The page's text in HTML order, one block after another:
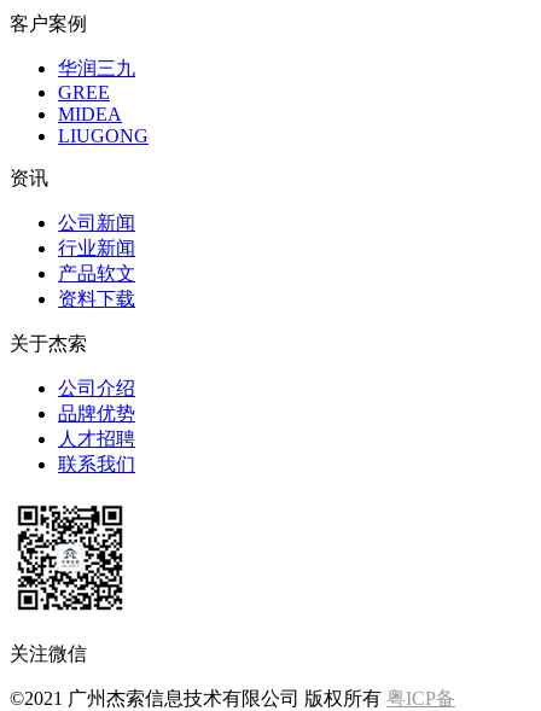
客户案例
华润三九
GREE
MIDEA
LIUGONG
资讯
公司新闻
行业新闻
产品软文
资料下载
关于杰索
公司介绍
品牌优势
人才招聘
联系我们
关注微信
©2021 广州杰索信息技术有限公司 版权所有 粤ICP备